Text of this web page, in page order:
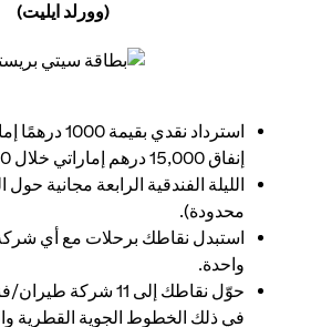
(وورلد ايليت)
استرداد نقدي
إنفاق 15,000 درهم إماراتي خلال 60 يومًا).
الليلة الفندقية الرابعة مجانية حول
محدودة).
استبدل نقاطك برحلات مع أي
واحدة.
حوّل نقاطك إلى 11 شركة
في ذلك الخطوط الجوية القطرية